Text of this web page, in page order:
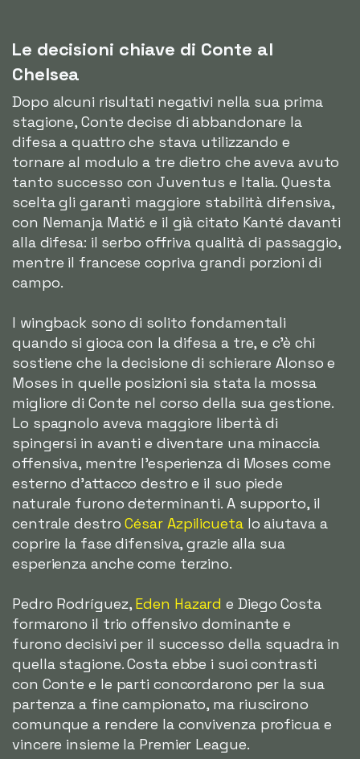
Le decisioni chiave di Conte al
Chelsea
Dopo alcuni risultati negativi nella sua prima
stagione, Conte decise di abbandonare la
difesa a quattro che stava utilizzando e
tornare al modulo a tre dietro che aveva avuto
tanto successo con Juventus e Italia. Questa
scelta gli garantì maggiore stabilità difensiva,
con Nemanja Matić e il già citato Kanté davanti
alla difesa: il serbo offriva qualità di passaggio,
mentre il francese copriva grandi porzioni di
campo.
I wingback sono di solito fondamentali
quando si gioca con la difesa a tre, e c'è chi
sostiene che la decisione di schierare Alonso e
Moses in quelle posizioni sia stata la mossa
migliore di Conte nel corso della sua gestione.
Lo spagnolo aveva maggiore libertà di
spingersi in avanti e diventare una minaccia
offensiva, mentre l'esperienza di Moses come
esterno d'attacco destro e il suo piede
naturale furono determinanti. A supporto, il
centrale destroCésar Azpilicuetalo aiutava a
coprire la fase difensiva, grazie alla sua
esperienza anche come terzino.
Pedro Rodríguez, Eden Hazard e Diego Costa
formarono il trio offensivo dominante e
furono decisivi per il successo della squadra in
quella stagione. Costa ebbe i suoi contrasti
con Conte e le parti concordarono per la sua
partenza a fine campionato, ma riuscirono
comunque a rendere la convivenza proficua e
vincere insieme la Premier League.